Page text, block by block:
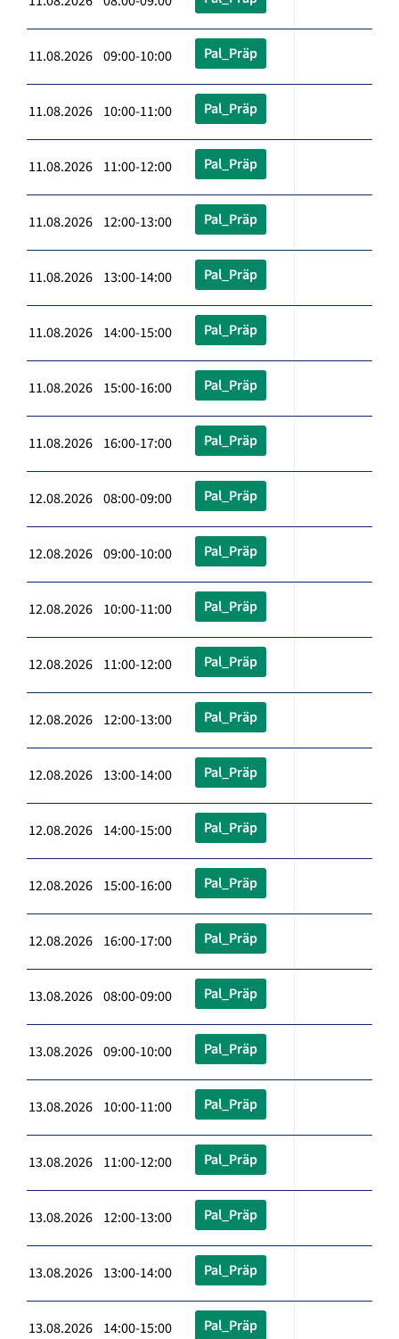
11.08.2026 09:00-10:00 Pal_Präp
11.08.2026 10:00-11:00 Pal_Präp
11.08.2026 11:00-12:00 Pal_Präp
11.08.2026 12:00-13:00 Pal_Präp
11.08.2026 13:00-14:00 Pal_Präp
11.08.2026 14:00-15:00 Pal_Präp
11.08.2026 15:00-16:00 Pal_Präp
11.08.2026 16:00-17:00 Pal_Präp
12.08.2026 08:00-09:00 Pal_Präp
12.08.2026 09:00-10:00 Pal_Präp
12.08.2026 10:00-11:00 Pal_Präp
12.08.2026 11:00-12:00 Pal_Präp
12.08.2026 12:00-13:00 Pal_Präp
12.08.2026 13:00-14:00 Pal_Präp
12.08.2026 14:00-15:00 Pal_Präp
12.08.2026 15:00-16:00 Pal_Präp
12.08.2026 16:00-17:00 Pal_Präp
13.08.2026 08:00-09:00 Pal_Präp
13.08.2026 09:00-10:00 Pal_Präp
13.08.2026 10:00-11:00 Pal_Präp
13.08.2026 11:00-12:00 Pal_Präp
13.08.2026 12:00-13:00 Pal_Präp
13.08.2026 13:00-14:00 Pal_Präp
13.08.2026 14:00-15:00 Pal_Präp